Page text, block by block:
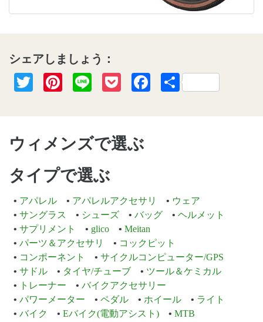
シェアしましょう：
TwitterPinterest
Line PocketFacebook
共
ウィメンズで選ぶ
タイプで選ぶ
アパレル アパレルアクセサリ
ウェア
サングラス
シューズ バッグ
ヘルメット
サプリメント
glico
Meitan
パーツ＆アクセサリ
コックピット
コンポーネント
サイクルコンピューター/GPS
サドル
タイヤ/チューブ
ツール＆ケミカル
トレーナー
バイクアクセサリー
パワーメーター
ペダル ホイール
ライト
バイク
Eバイク(電動アシスト)
MTB